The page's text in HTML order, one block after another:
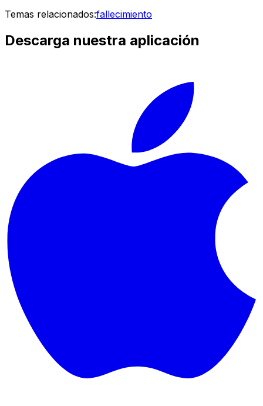
Temas relacionados:fallecimiento
Descarga nuestra aplicación